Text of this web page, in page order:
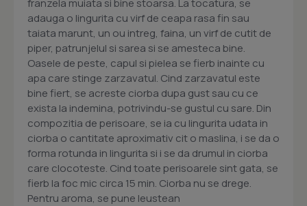
franzela muiata si bine stoarsa. La tocatura, se
adauga o lingurita cu virf de ceapa rasa fin sau
taiata marunt, un ou intreg, faina, un virf de cutit de
piper, patrunjelul si sarea si se amesteca bine.
Oasele de peste, capul si pielea se fierb inainte cu
apa care stinge zarzavatul. Cind zarzavatul este
bine fiert, se acreste ciorba dupa gust sau cu ce
exista la indemina, potrivindu-se gustul cu sare. Din
compozitia de perisoare, se ia cu lingurita udata in
ciorba o cantitate aproximativ cit o maslina, i se da o
forma rotunda in lingurita si i se da drumul in ciorba
care clocoteste. Cind toate perisoarele sint gata, se
fierb la foc mic circa 15 min. Ciorba nu se drege.
Pentru aroma, se pune leustean